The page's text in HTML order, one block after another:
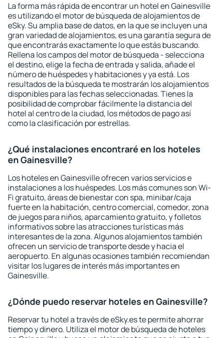
La forma más rápida de encontrar un hotel en Gainesville
es utilizando el motor de búsqueda de alojamientos de
eSky. Su amplia base de datos, en la que se incluyen una
gran variedad de alojamientos, es una garantía segura de
que encontrarás exactamente lo que estás buscando.
Rellena los campos del motor de búsqueda - selecciona
el destino, elige la fecha de entrada y salida, añade el
número de huéspedes y habitaciones y ya está. Los
resultados de la búsqueda te mostrarán los alojamientos
disponibles para las fechas seleccionadas. Tienes la
posibilidad de comprobar fácilmente la distancia del
hotel al centro de la ciudad, los métodos de pago así
como la clasificación por estrellas.
¿Qué instalaciones encontraré en los hoteles
en Gainesville?
Los hoteles en Gainesville ofrecen varios servicios e
instalaciones a los huéspedes. Los más comunes son Wi-
Fi gratuito, áreas de bienestar con spa, minibar/caja
fuerte en la habitación, centro comercial, comedor, zona
de juegos para niños, aparcamiento gratuito, y folletos
informativos sobre las atracciones turísticas más
interesantes de la zona. Algunos alojamientos también
ofrecen un servicio de transporte desde y hacia el
aeropuerto. En algunas ocasiones también recomiendan
visitar los lugares de interés más importantes en
Gainesville.
¿Dónde puedo reservar hoteles en Gainesville?
Reservar tu hotel a través de eSky.es te permite ahorrar
tiempo y dinero. Utiliza el motor de búsqueda de hoteles